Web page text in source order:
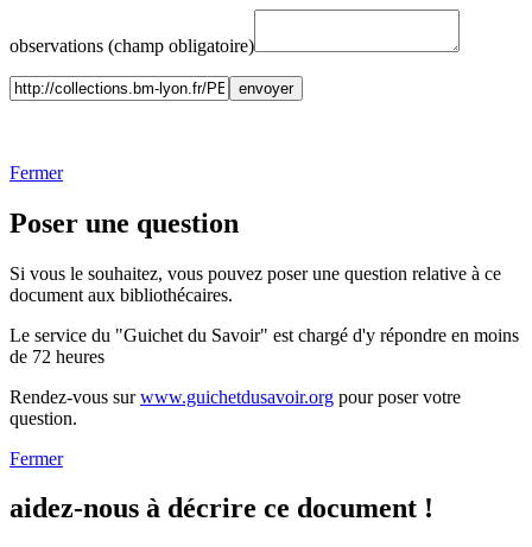
observations (champ obligatoire)
Fermer
Poser une question
Si vous le souhaitez, vous pouvez poser une question relative à ce
document aux bibliothécaires.
Le service du "Guichet du Savoir" est chargé d'y répondre en moins
de 72 heures
Rendez-vous surwww.guichetdusavoir.org pour poser votre
question.
Fermer
aidez-nous à décrire ce document !